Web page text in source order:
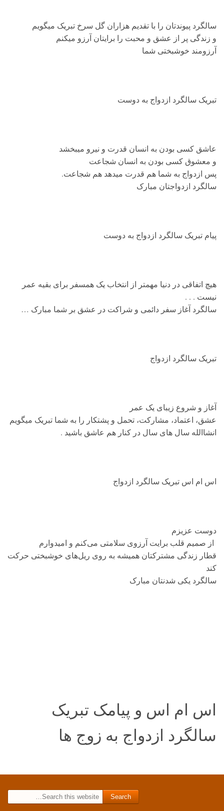
سالگرد پیوندتان را با تقدیم هزاران گل سرخ تبریک میگویم
و زندگی پر از عشق و محبت را برایتان آرزو میکنم
آرزومند خوشبختی شما
تبریک سالگرد ازدواج به دوست
عاشق کسی بودن به انسان قدرت و نیرو میبخشد
و معشوق کسی بودن به انسان شجاعت
پس ازدواج به شما هم قدرت میدهد هم شجاعت.
سالگرد ازدواجتان مبارک
پیام تبریک سالگرد ازدواج به دوست
هیچ اتفاقی در دنیا مهمتر از انتخاب یک همسفر برای بقیه عمر
نیست . . .
سالگرد آغاز سفر دائمی و شراکت در عشق بر شما مبارک …
تبریک سالگرد ازدواج
آغاز و شروع زیبای یک عمر
عشق، اعتماد، مشارکت، تحمل و پشتکار را به شما تبریک میگویم
انشاالله سال های سال در کنار هم عاشق باشید .
اس ام اس تبریک سالگرد ازدواج
دوست عزیزم
از صمیم قلب برایت آرزوی سلامتی می‌کنم و امیدوارم
قطار زندگی مشترکتان همیشه به روی ریل‌های خوشبختی حرکت
کند
سالگرد یکی شدنتان مبارک
اس ام اس و پیامک تبریک
سالگرد ازدواج به زوج ها